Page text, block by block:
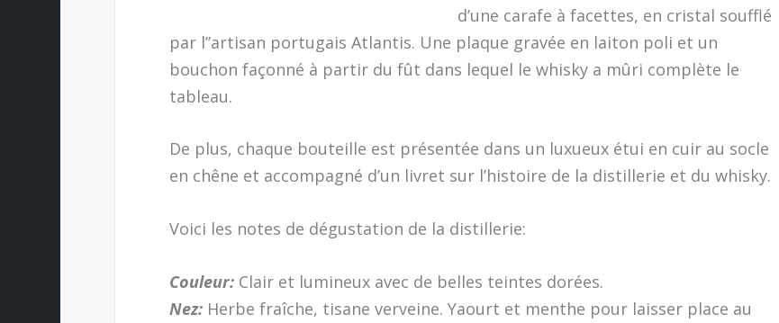
d’une carafe à facettes, en cristal soufflé
par l’’artisan portugais Atlantis. Une plaque gravée en laiton poli et un
bouchon façonné à partir du fût dans lequel le whisky a mûri complète le
tableau.
De plus, chaque bouteille est présentée dans un luxueux étui en cuir au socle
en chêne et accompagné d’un livret sur l’histoire de la distillerie et du whisky.
Voici les notes de dégustation de la distillerie:
Couleur:Clair et lumineux avec de belles teintes dorées.
Nez:Herbe fraîche, tisane verveine. Yaourt et menthe pour laisser place au